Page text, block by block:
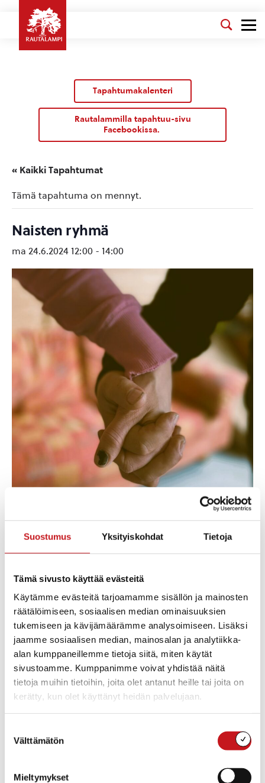
Suostumus Yksityiskohdat Tietoja
Tämä sivusto käyttää evästeitä
Käytämme evästeitä tarjoamamme sisällön ja mainosten
räätälöimiseen, sosiaalisen median ominaisuuksien
tukemiseen ja kävijämäärämme analysoimiseen. Lisäksi
jaamme sosiaalisen median, mainosalan ja analytiikka-
alan kumppaneillemme tietoja siitä, miten käytät
sivustoamme. Kumppanimme voivat yhdistää näitä
tietoja muihin tietoihin, joita olet antanut heille tai joita on
kerätty, kun olet käyttänyt heidän palvelujaan.
valinta
Välttämätön
Mieltymykset
Tapahtumakalenteri
Rautalammilla tapahtuu-sivu
Facebookissa.
« Kaikki Tapahtumat
Tämä tapahtuma on mennyt.
Naisten ryhmä
ma 24.6.2024 12:00 - 14:00
Seurakunnan naisten ryhmän tarkoituksena on tarjota
tukea elämän tilanteisiin sekä edistää hyvinvointia.
Tule mukaan juttelemaan elämästä, sen iloista ja
suruista.
Ryhmässä keskustellaan, joskus leivotaan ja
askarrellaan. Sisältöä suunnitellaan myös yhdessä.
Ryhmä kokoontuu klo 12-14
kirjastossa musiikkihuoneessa: Ma 26.2., 11.3., 25.3., 8.4.,
22.4., 6.5., 20.5., 3.6., 24.6.
Ryhmässä mukana: diakoni Niina Leppänen (p.
0408370682), Tuija Mäkinen ja Leena Heiskanen
Lisää kalenteriin